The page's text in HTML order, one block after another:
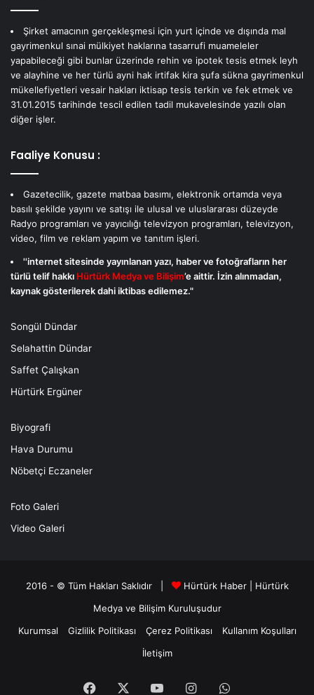
Şirket amacının gerçekleşmesi için yurt içinde ve dışında mal
gayrimenkul sınai mülkiyet haklarına tasarrufi muameleler
yapabileceği gibi bunlar üzerinde rehin ve ipotek tesis etmek leyh
ve alayhine ve her türlü ayni hak irtifak kira şufa sükna gayrimenkul
mükellefiyetleri vesair hakları iktisap tesis terkin ve fek etmek ve
31.01.2015 tarihinde tescil edilen tadil mukavelesinde yazılı olan
diğer işler.
Faaliye Konusu :
Gazetecilik, gazete matbaa basımı, elektronik ortamda veya
basılı şekilde yayını ve satışı ile ulusal ve uluslararası düzeyde
Radyo programları ve yayıcılığı televizyon programları, televizyon,
video, film ve reklam yapım ve tanıtım işleri.
''internet sitesinde yayınlanan yazı, haber ve fotoğrafların her
türlü telif hakkı Hürtürk Medya ve Bilişim’e aittir. İzin alınmadan,
kaynak gösterilerek dahi iktibas edilemez."
Songül Dündar
Selahattin Dündar
Saffet Çalışkan
Hürtürk Ergüner
Biyografi
Hava Durumu
Nöbetçi Eczaneler
Foto Galeri
Video Galeri
2016 - © Tüm Hakları Saklıdır | Hürtürk Haber
Hürtürk
Medya ve BilişimKuruluşudur
Kurumsal
Gizlilik Politikası Çerez Politikası
Kullanım Koşulları
İletişim
Facebook YouTubeInstagramWhatsApp